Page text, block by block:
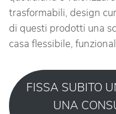
trasformabili, design
di questi prodotti una
casa flessibile,
FISSA SUBITO
UNA